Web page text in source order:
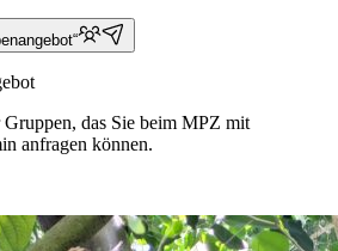
das Sie beim MPZ mit
anfragen können.